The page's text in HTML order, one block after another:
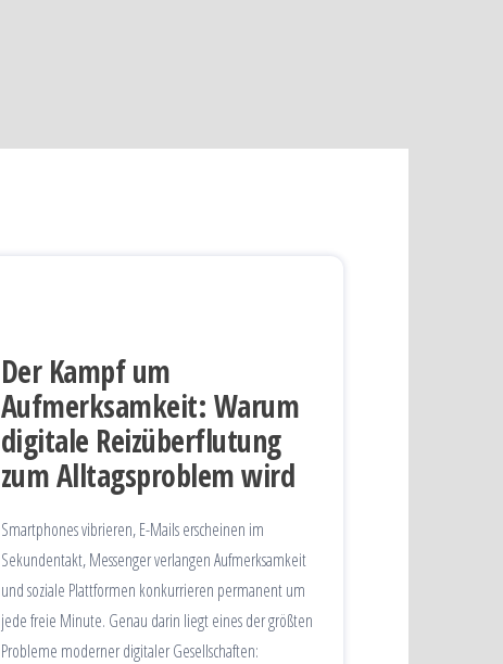
Der Kampf um
Aufmerksamkeit: Warum
digitale Reizüberflutung
zum Alltagsproblem wird
Smartphones vibrieren, E-Mails erscheinen im
Sekundentakt, Messenger verlangen Aufmerksamkeit
und soziale Plattformen konkurrieren permanent um
jede freie Minute. Genau darin liegt eines der größten
Probleme moderner digitaler Gesellschaften: